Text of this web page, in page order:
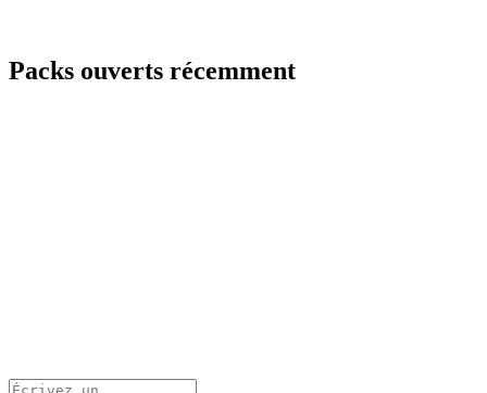
Packs ouverts récemment